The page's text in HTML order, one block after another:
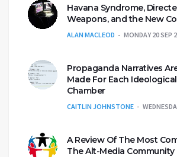
Havana Syndrome,
Weapons, and the New
ALAN MACLEOD MONDAY 20 SEP
Propaganda Narratives
Made For Each
Chamber
CAITLIN JOHNSTONE
A Review Of The Most
The Alt-Media Community